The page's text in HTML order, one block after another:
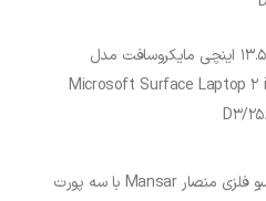
لپ تاپ استوک 13.5 اینچی مایکروسافت مدل
Microsoft Surface Laptop 2
D3/
هاب 7 پورت کمبو فلزی منصار Mansar با سه پورت